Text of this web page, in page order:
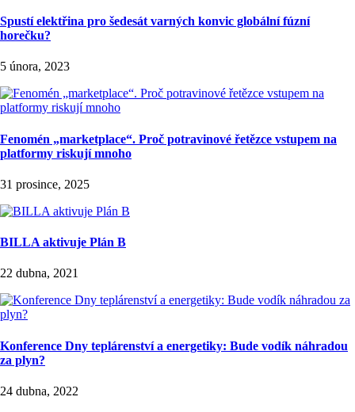
Spustí elektřina pro šedesát varných konvic globální fúzní
horečku?
5 února, 2023
Fenomén „marketplace“. Proč potravinové řetězce vstupem na
platformy riskují mnoho
31 prosince, 2025
BILLA aktivuje Plán B
22 dubna, 2021
Konference Dny teplárenství a energetiky: Bude vodík náhradou
za plyn?
24 dubna, 2022